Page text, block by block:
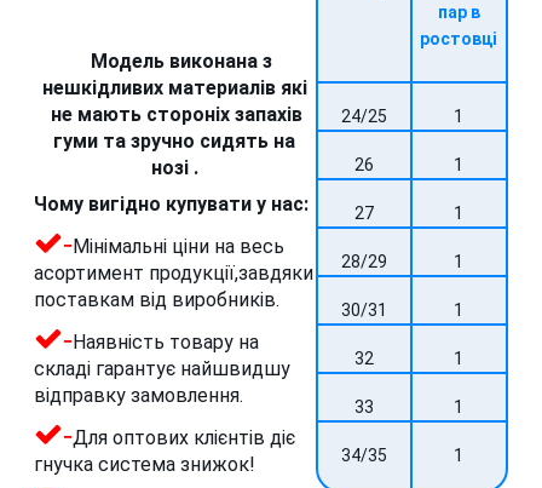
24/25
26
27
28/29
30/31
32
33
34/35
пар в
ростовці
1
1
1
1
1
1
1
1
Модель виконана з
нешкідливих материалів які
не мають стороніх запахів
гуми та зручно сидять на
нозі .
Чому вигідно купувати у нас:
-Мінімальні ціни на весь
асортимент продукції,завдяки
поставкам від виробників.
-Наявність товару на
складі гарантує найшвидшу
відправку замовлення.
-Для оптових клієнтів діє
гнучка система знижок!